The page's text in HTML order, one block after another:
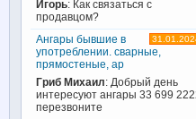
Игорь: Как связаться с
продавцом?
Ангары бывшие в
употреблении. сварные,
прямостеные, ар
Гриб Михаил: Добрый день
интересуют ангары 33 699
перезвоните